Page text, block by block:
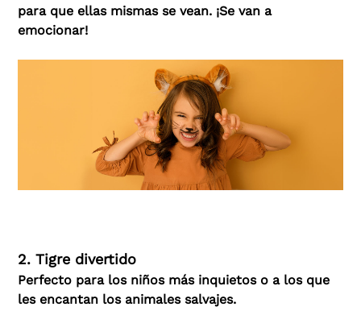
para que ellas mismas se vean. ¡Se van a
emocionar!
2. Tigre divertido
Perfecto para los niños más inquietos o a los que
les encantan los animales salvajes.